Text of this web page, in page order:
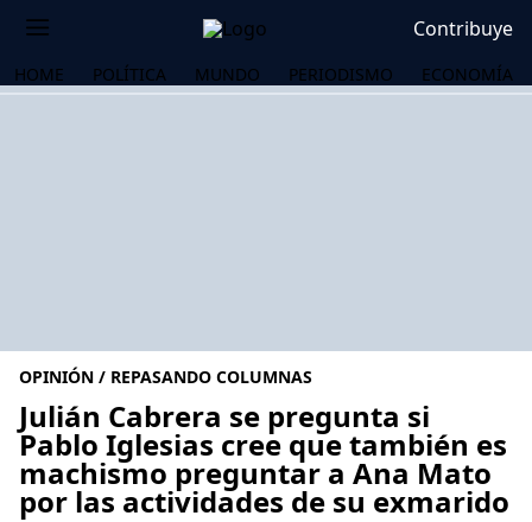
Contribuye
HOME POLÍTICA MUNDO PERIODISMO ECONOMÍA
OPINIÓN / REPASANDO COLUMNAS
Julián Cabrera se pregunta si
Pablo Iglesias cree que también es
machismo preguntar a Ana Mato
por las actividades de su exmarido